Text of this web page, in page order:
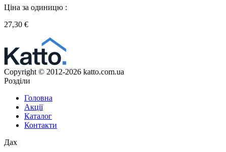
Ціна за одиницю :
27,30 €
Copyright © 2012-2026 katto.com.ua
Розділи
Головна
Акції
Каталог
Контакти
Дах